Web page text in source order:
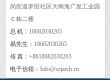
岗街道罗田社区大南海广发工业园
Ｃ栋二楼
总 机： 18682030265
易先生： 18682030265
传 真： +8618682030265
电子信箱： Info@szjarch.cn